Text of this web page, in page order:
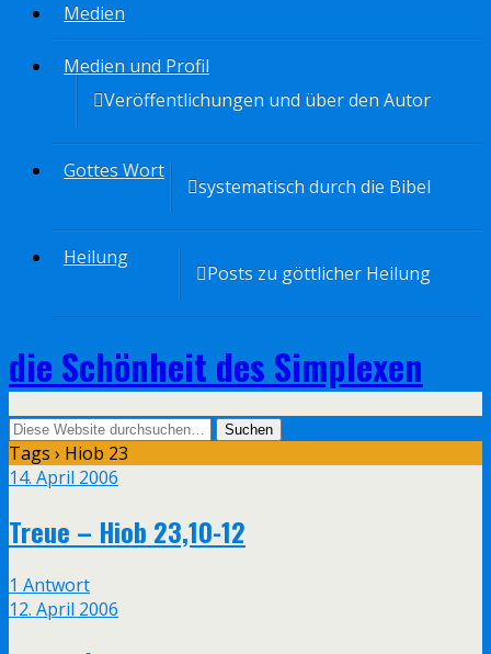
Medien
Medien und Profil
Veröffentlichungen und über den Autor
Gottes Wort
systematisch durch die Bibel
Heilung
Posts zu göttlicher Heilung
die Schönheit des Simplexen
Tags › Hiob 23
14. April 2006
Treue – Hiob 23,10-12
1 Antwort
12. April 2006